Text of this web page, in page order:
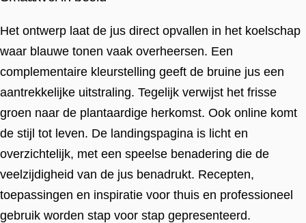
Het ontwerp laat de jus direct opvallen in het koelschap
waar blauwe tonen vaak overheersen. Een
complementaire kleurstelling geeft de bruine jus een
aantrekkelijke uitstraling. Tegelijk verwijst het frisse
groen naar de plantaardige herkomst. Ook online komt
de stijl tot leven. De landingspagina is licht en
overzichtelijk, met een speelse benadering die de
veelzijdigheid van de jus benadrukt. Recepten,
toepassingen en inspiratie voor thuis en professioneel
gebruik worden stap voor stap gepresenteerd.